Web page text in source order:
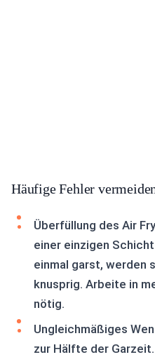
Häufige Fehler
Überfüllung des Air
einer einzigen
einmal garst, werden
knusprig. Arbeite in
nötig.
Ungleichmäßiges
zur Hälfte der